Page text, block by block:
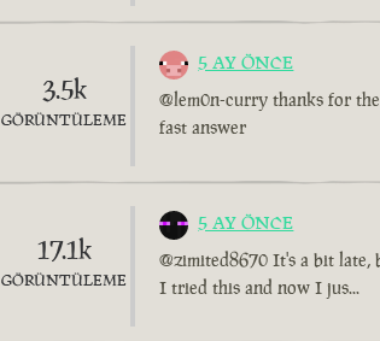
3.5k
GÖRÜNTÜLEME
5 AY ÖNCE
@lem0n-curry thanks for the
fast answer
17.1k
GÖRÜNTÜLEME
5 AY ÖNCE
@zimited8670 It's a bit late,
I tried this and now I jus...